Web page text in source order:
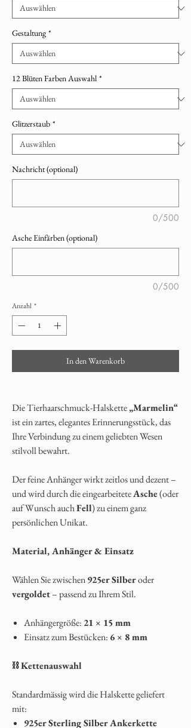
Gestaltung *
12 Blüten Farben Auswahl *
Glitzerstaub *
Nachricht (optional)
0/500
Asche Einfärben (optional)
0/500
Anzahl *
In den Warenkorb
Die Tierhaarschmuck-Halskette„Marmelin“
ist ein zartes, elegantes Erinnerungsstück, das
Ihre Verbindung zu einem geliebten Wesen
stilvoll bewahrt.
Der feine Anhänger wirkt zeitlos und dezent –
und wird durch die eingearbeiteteAsche(oder
auf Wunsch auchFell) zu einem ganz
persönlichen Unikat.
Material, Anhänger & Einsatz
Wählen Sie zwischen925er Silberoder
vergoldet– passend zu Ihrem Stil.
Anhängergröße: 21 × 15 mm
Einsatz zum Bestücken: 6 × 8 mm
⛓️Kettenauswahl
Standardmässig wird die Halskette geliefert
mit:
925er Sterling Silber Ankerkette